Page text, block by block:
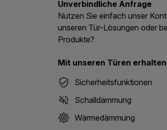
Unverbindliche Anfrage
Nutzen Sie einfach unser
unseren Tür-Lösungen oder
Produkte?
Mit unseren Türen erhalten
Sicherheitsfunktionen
Schalldämmung
Wärmedämmung